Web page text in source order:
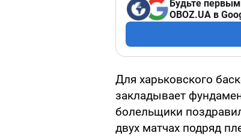
Будьте
OBOZ.UA в
Для харьковского
закладывает
болельщики
двух матчах подряд